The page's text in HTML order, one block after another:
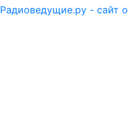
Радиоведущие.ру - сайт о